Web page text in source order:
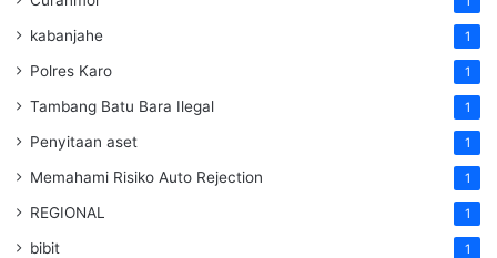
kabanjahe 1
Polres Karo 1
Tambang Batu Bara Ilegal 1
Penyitaan aset 1
Memahami Risiko Auto Rejection 1
REGIONAL 1
bibit 1